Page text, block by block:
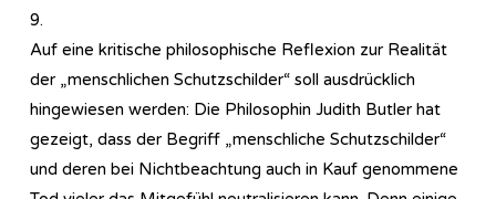
9.
Auf eine kritische philosophische Reflexion zur Realität
der „menschlichen Schutzschilder“ soll ausdrücklich
hingewiesen werden: Die Philosophin Judith Butler hat
gezeigt, dass der Begriff „menschliche Schutzschilder“
und deren bei Nichtbeachtung auch in Kauf genommene